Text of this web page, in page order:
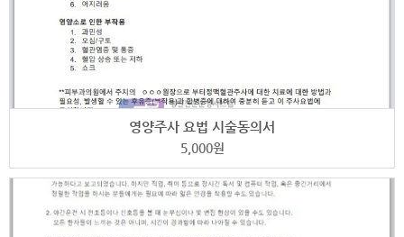
영양주사 요법 시술동의서
5,000원